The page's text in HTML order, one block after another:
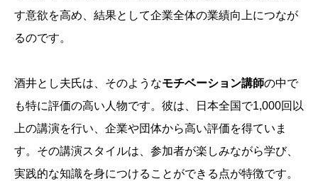
す意欲を高め、結果として企業全体の業績向上につなが
るのです。
酒井とし夫氏は、そのようなモチベーション講師の中で
も特に評価の高い人物です。彼は、日本全国で1,000回以
上の講演を行い、企業や団体から高い評価を得ていま
す。その講演スタイルは、参加者が楽しみながら学び、
実践的な知識を身につけることができる点が特徴です。